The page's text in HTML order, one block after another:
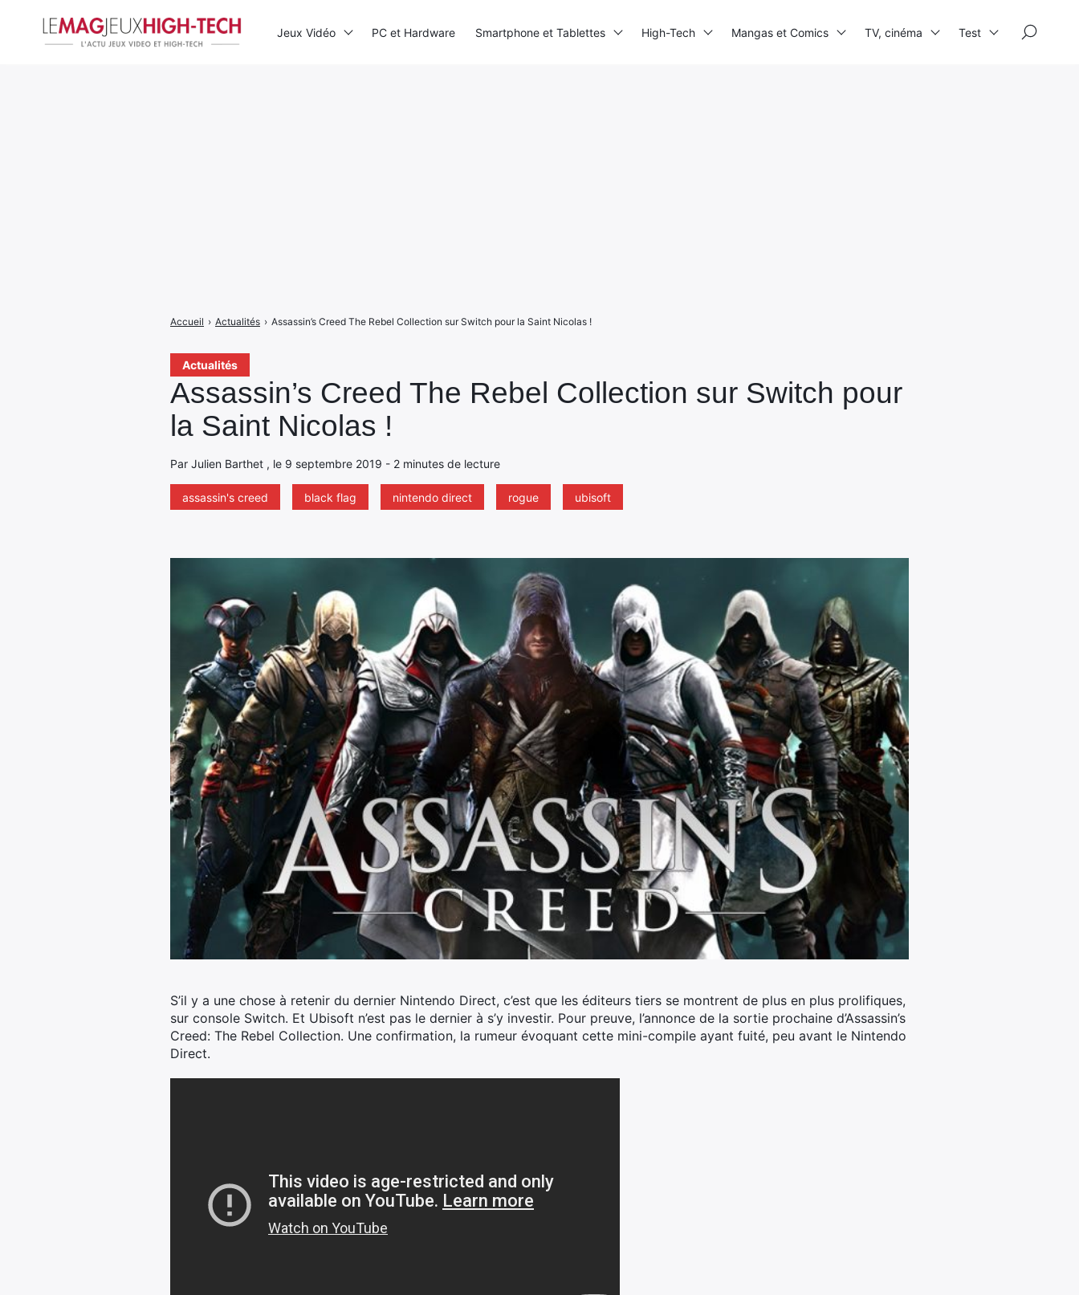
Actualités
Assassin’s Creed The Rebel Collection sur Switch pour
la Saint Nicolas !
Par Julien Barthet , le 9 septembre 2019 - 2 minutes de lecture
assassin's creed black flag nintendo direct rogue ubisoft
Accueil › Actualités › Assassin’s Creed The Rebel Collection sur Switch pour la Saint Nicolas !
S’il y a une chose à retenir du dernier Nintendo Direct, c’est que les éditeurs tiers se montrent de plus en plus prolifiques,
sur console Switch. Et Ubisoft n’est pas le dernier à s’y investir. Pour preuve, l’annonce de la sortie prochaine d’Assassin’s
Creed: The Rebel Collection. Une confirmation, la rumeur évoquant cette mini-compile ayant fuité, peu avant le Nintendo
Direct.
Jeux Vidéo PC et Hardware Smartphone et Tablettes High-Tech Mangas et Comics TV, cinéma Test